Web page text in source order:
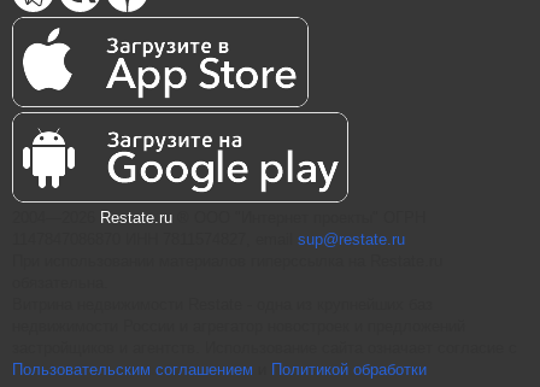
Restate.ru
sup@restate.ru
Пользовательским соглашением
Политикой обработки